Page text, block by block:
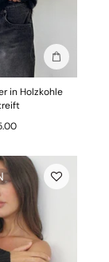
In die
in Holzkohle